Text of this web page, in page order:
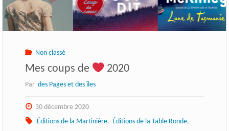
Non classé
Mes coups de 2020
Par des Pages et des îles
30 décembre 2020
Éditions de la Martinière, Éditions de la Table Ronde,